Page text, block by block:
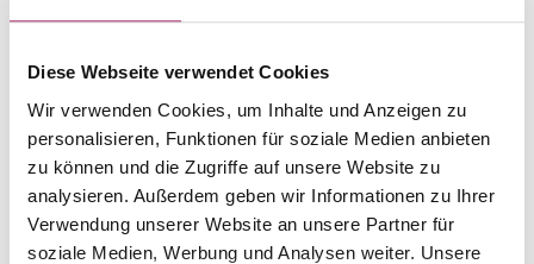
Diese Webseite verwendet Cookies
Wir verwenden Cookies, um Inhalte und Anzeigen zu
personalisieren, Funktionen für soziale Medien anbieten
zu können und die Zugriffe auf unsere Website zu
analysieren. Außerdem geben wir Informationen zu Ihrer
Verwendung unserer Website an unsere Partner für
soziale Medien, Werbung und Analysen weiter. Unsere
Gewicht
Laufnummer
9010595743238
-
750
Weißgold
Größe
Steinfarbe
weiß